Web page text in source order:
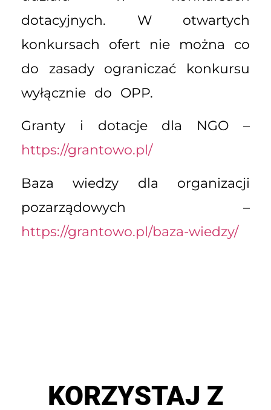
dotacyjnych. W otwartych
konkursach ofert nie można co
do zasady ograniczać konkursu
wyłącznie do OPP.
Granty i dotacje dla NGO –
https://grantowo.pl/
Baza wiedzy dla organizacji
pozarządowych –
https://grantowo.pl/baza-wiedzy/
KORZYSTAJ Z